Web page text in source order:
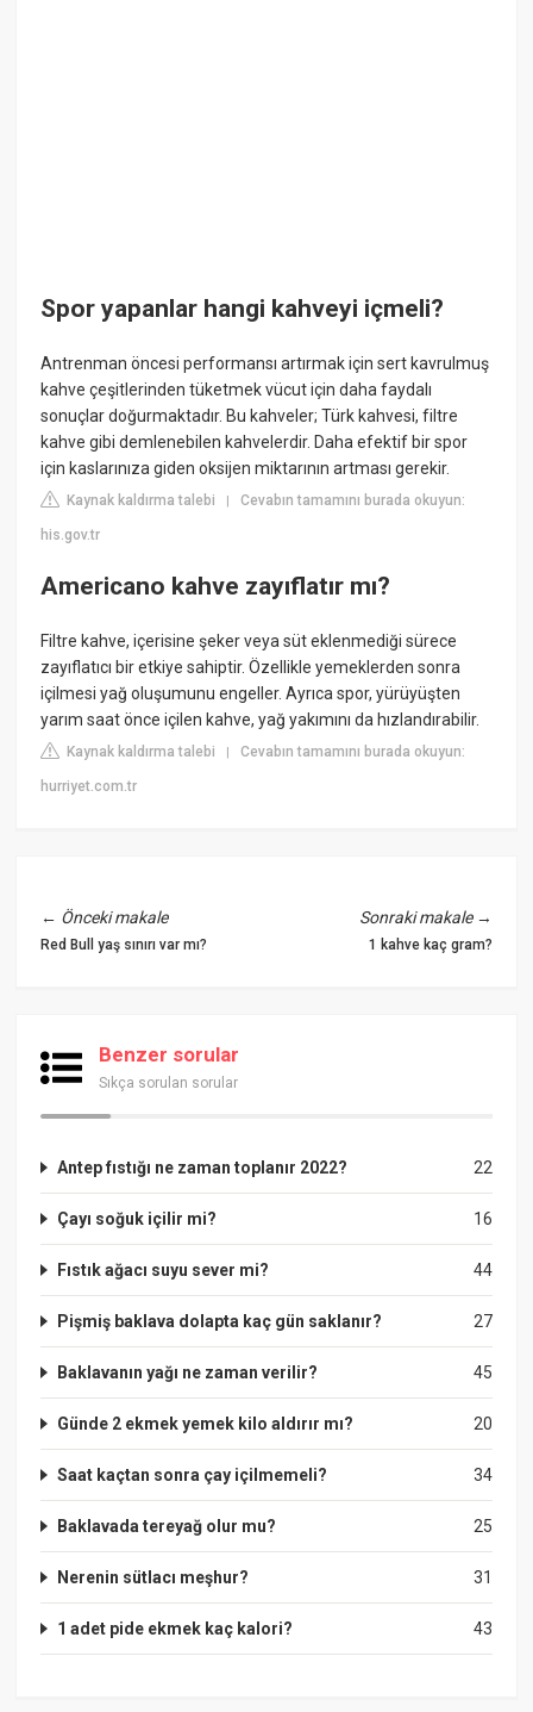
Spor yapanlar hangi kahveyi içmeli?
Antrenman öncesi performansı artırmak için sert kavrulmuş
kahve çeşitlerinden tüketmek vücut için daha faydalı
sonuçlar doğurmaktadır. Bu kahveler; Türk kahvesi, filtre
kahve gibi demlenebilen kahvelerdir. Daha efektif bir spor
için kaslarınıza giden oksijen miktarının artması gerekir.
Kaynak kaldırma talebi |Cevabın tamamını burada okuyun:
his.gov.tr
Americano kahve zayıflatır mı?
Filtre kahve, içerisine şeker veya süt eklenmediği sürece
zayıflatıcı bir etkiye sahiptir. Özellikle yemeklerden sonra
içilmesi yağ oluşumunu engeller. Ayrıca spor, yürüyüşten
yarım saat önce içilen kahve, yağ yakımını da hızlandırabilir.
Kaynak kaldırma talebi |Cevabın tamamını burada okuyun:
hurriyet.com.tr
← Önceki makale
Red Bull yaş sınırı var mı?
Sonraki makale→
1 kahve kaç gram?
Benzer sorular
Sıkça sorulan sorular
22
Antep fıstığı ne zaman toplanır 2022?
16
Çayı soğuk içilir mi?
44
Fıstık ağacı suyu sever mi?
27
Pişmiş baklava dolapta kaç gün saklanır?
45
Baklavanın yağı ne zaman verilir?
20
Günde 2 ekmek yemek kilo aldırır mı?
34
Saat kaçtan sonra çay içilmemeli?
25
Baklavada tereyağ olur mu?
31
Nerenin sütlacı meşhur?
43
1 adet pide ekmek kaç kalori?